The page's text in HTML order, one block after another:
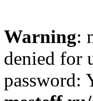
Warning:
denied for
password: